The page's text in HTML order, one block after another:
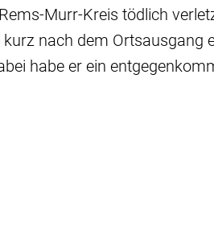
Murr-Kreis tödlich
nach dem Ortsausgang
habe er ein